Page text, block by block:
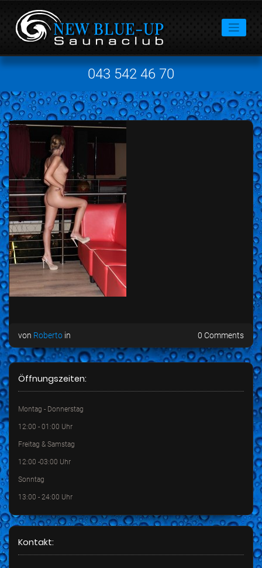
043 542 46 70
von Roberto in 0 Comments
Öffnungszeiten:
Montag - Donnerstag
12:00 - 01:00 Uhr
Freitag & Samstag
12:00 -03:00 Uhr
Sonntag
13:00 - 24:00 Uhr
Kontakt: